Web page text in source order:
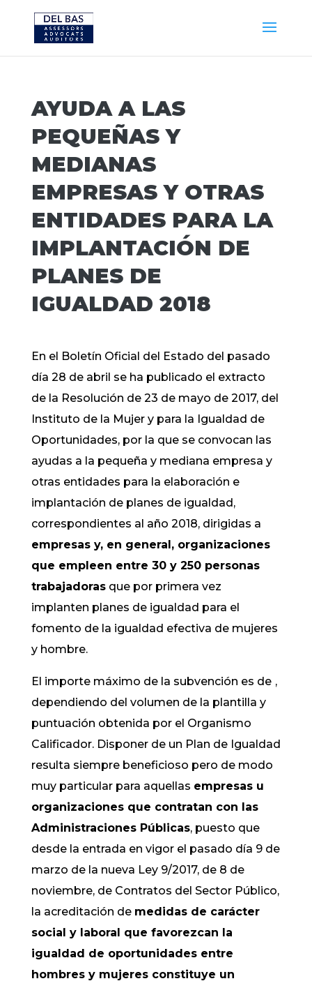
AYUDA A LAS
PEQUEÑAS Y
MEDIANAS
EMPRESAS Y OTRAS
ENTIDADES PARA LA
IMPLANTACIÓN DE
PLANES DE
IGUALDAD 2018
En el Boletín Oficial del Estado del pasado
día 28 de abril se ha publicado el extracto
de la Resolución de 23 de mayo de 2017, del
Instituto de la Mujer y para la Igualdad de
Oportunidades, por la que se convocan las
ayudas a la pequeña y mediana empresa y
otras entidades para la elaboración e
implantación de planes de igualdad,
correspondientes al año 2018, dirigidas a
empresas y, en general, organizaciones
que empleen entre 30 y 250 personas
trabajadorasque por primera vez
implanten planes de igualdad para el
fomento de la igualdad efectiva de mujeres
y hombre.
El importe máximo de la subvención es de ,
dependiendo del volumen de la plantilla y
puntuación obtenida por el Organismo
Calificador. Disponer de un Plan de Igualdad
resulta siempre beneficioso pero de modo
muy particular para aquellas empresas u
organizaciones que contratan con las
Administraciones Públicas, puesto que
desde la entrada en vigor el pasado día 9 de
marzo de la nueva Ley 9/2017, de 8 de
noviembre, de Contratos del Sector Público,
la acreditación de medidas de carácter
social y laboral que favorezcan la
igualdad de oportunidades entre
hombres y mujeres constituye un